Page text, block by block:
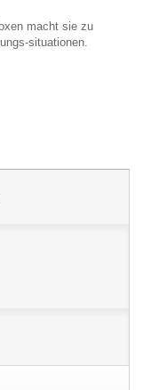
macht sie zu
situationen.